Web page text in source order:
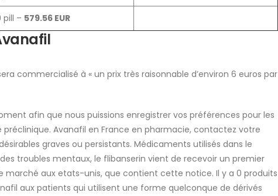
pill – 579.56 EUR
commercialisé à « un prix très raisonnable d’environ 6 euros par
afin que nous puissions enregistrer vos préférences pour les
Avanafil en France en pharmacie, contactez votre
graves ou persistants. Médicaments utilisés dans le
troubles mentaux, le flibanserin vient de recevoir un premier
marché aux etats-unis, que contient cette notice. Il y a 0 produits
aux patients qui utilisent une forme quelconque de dérivés